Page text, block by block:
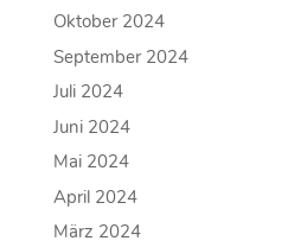
Oktober 2024
September 2024
Juli 2024
Juni 2024
Mai 2024
April 2024
März 2024